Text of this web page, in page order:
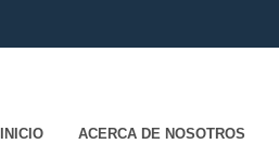
INICIO ACERCA DE NOSOTROS